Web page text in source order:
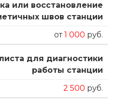
или восстановление
швов станции
от1 000 руб.
для диагностики
работы станции
2 500 руб.